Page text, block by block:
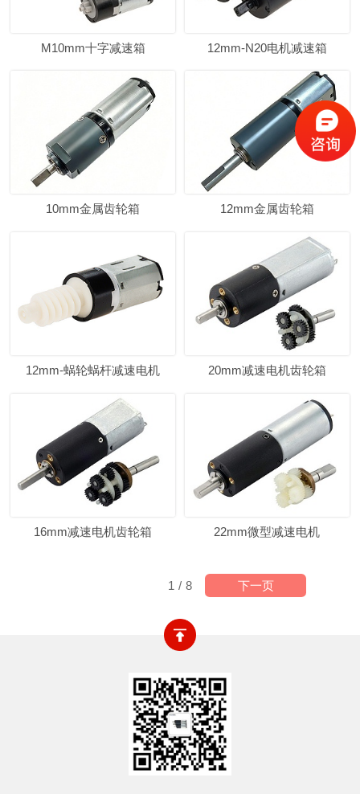
M10mm十字减速箱 12mm-N20电机减速箱
10mm金属齿轮箱 12mm金属齿轮箱
12mm-蜗轮蜗杆减速电机 20mm减速电机齿轮箱
16mm减速电机齿轮箱 22mm微型减速电机
1 / 8 下一页